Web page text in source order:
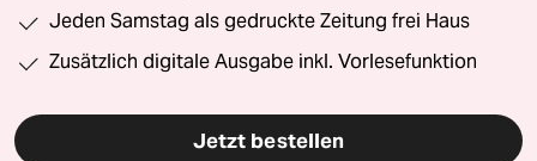
Jeden Samstag als gedruckte Zeitung frei Haus
Zusätzlich digitale Ausgabe inkl. Vorlesefunktion
Jetzt bestellen